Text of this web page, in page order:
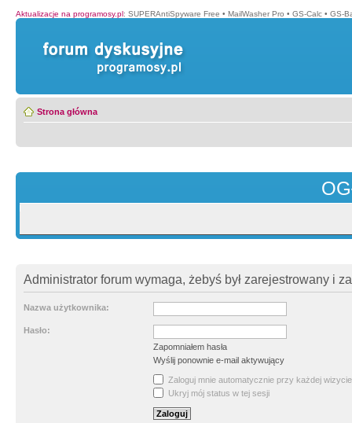
Aktualizacje na programosy.pl: SUPERAntiSpyware Free • MailWasher Pro • GS-Calc • GS-
Strona główna
Administrator forum wymaga, żebyś był zarejestrowany i
Nazwa użytkownika:
Hasło:
Zapomniałem hasła
Wyślij ponownie e-mail aktywujący
Zaloguj mnie automatycznie przy każdej wizycie
Ukryj mój status w tej sesji